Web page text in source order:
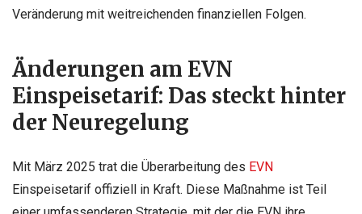
Veränderung mit weitreichenden finanziellen Folgen.
Änderungen am EVN
Einspeisetarif: Das steckt hinter
der Neuregelung
Mit März 2025 trat die Überarbeitung des EVN
Einspeisetarif offiziell in Kraft. Diese Maßnahme ist Teil